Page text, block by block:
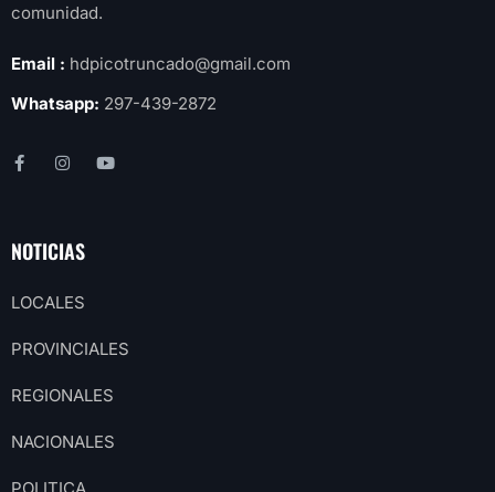
comunidad.
Email : hdpicotruncado@gmail.com
Whatsapp: 297-439-2872
NOTICIAS
LOCALES
PROVINCIALES
REGIONALES
NACIONALES